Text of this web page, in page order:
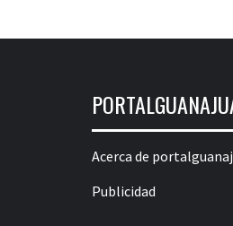
Acerca de
Publicidad